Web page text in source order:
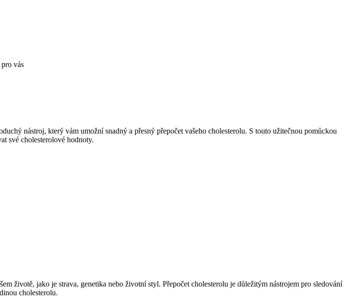
vás
nástroj, který vám umožní snadný a přesný přepočet vašeho cholesterolu. S touto užitečnou pomůckou
své ​cholesterolové hodnoty.
⁤životě, jako je strava, genetika nebo životní styl. Přepočet cholesterolu je ⁣důležitým nástrojem⁢ pro⁢ sledování
cholesterolu.